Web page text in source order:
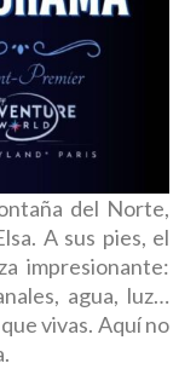
del Norte,
A sus pies, el
impresionante:
agua, luz…
vivas. Aquí no